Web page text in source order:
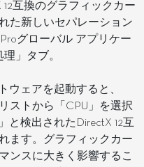
12互換のグラフィックカー
た新しいセパレーション
グローバル アプリケー
」タブ。
ウェアを起動すると、
ストから「CPU」を選択
と検出されたDirectX 12互
ます。グラフィックカー
ンスに大きく影響するこ